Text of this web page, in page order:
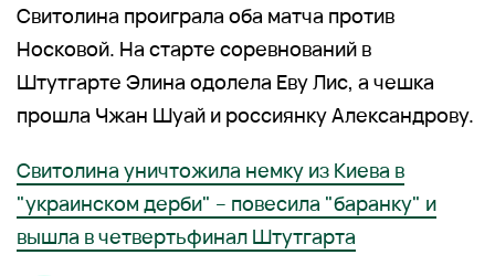
Свитолина проиграла оба матча против
Носковой. На старте соревнований в
Штутгарте Элина одолела Еву Лис, а чешка
прошла Чжан Шуай и россиянку Александрову.
Свитолина уничтожила немку из Киева в
"украинском дерби" – повесила "баранку" и
вышла в четвертьфинал Штутгарта